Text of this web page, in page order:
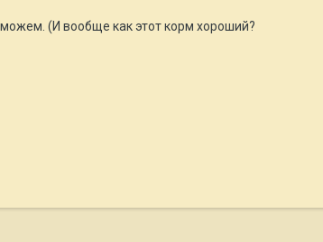
(И вообще как этот корм хороший?